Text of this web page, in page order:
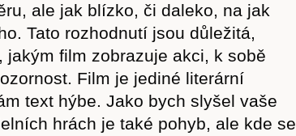
ale jak blízko, či daleko, na jak
Tato rozhodnutí jsou důležitá,
jakým film zobrazuje akci, k sobě
Film je jediné literární
text hýbe. Jako bych slyšel vaše
hrách je také pohyb, ale kde se